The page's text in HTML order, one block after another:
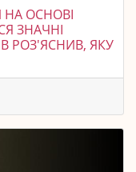
ОСНОВІ
ЗНАЧНІ
РОЗ'ЯСНИВ, ЯКУ